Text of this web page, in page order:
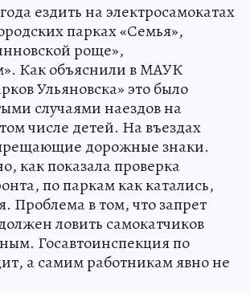
ездить на электросамокатах
парках «Семья»,
роще»,
Как объяснили в МАУК
Ульяновска» это было
случаями наездов на
числе детей. На въездах
дорожные знаки.
как показала проверка
по паркам как катались,
Проблема в том, что запрет
ловить самокатчиков
Госавтоинспекция по
а самим работникам явно не